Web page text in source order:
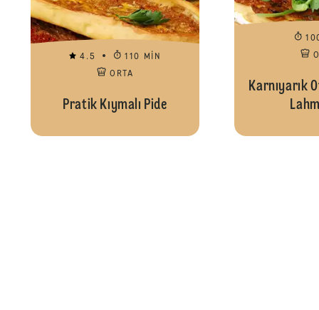
4.5
110 MIN
ORTA
Pratik Kıymalı Pide
Karnıyarık